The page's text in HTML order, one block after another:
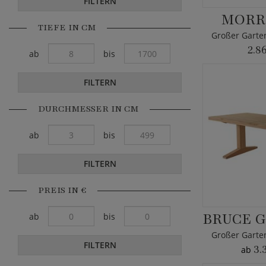
ab
TIEFE IN CM
ab bis
FILTERN
DURCHMESSER IN CM
ab bis
FILTERN
PREIS IN €
ab bis
FILTERN